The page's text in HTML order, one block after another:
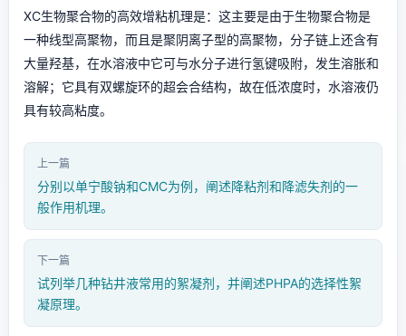
XC生物聚合物的高效增粘机理是：这主要是由于生物聚合物是
一种线型高聚物，而且是聚阴离子型的高聚物，分子链上还含有
大量羟基，在水溶液中它可与水分子进行氢键吸附，发生溶胀和
溶解；它具有双螺旋环的超会合结构，故在低浓度时，水溶液仍
具有较高粘度。
上一篇
分别以单宁酸钠和CMC为例，阐述降粘剂和降滤失剂的一
般作用机理。
下一篇
试列举几种钻井液常用的絮凝剂，并阐述PHPA的选择性絮
凝原理。